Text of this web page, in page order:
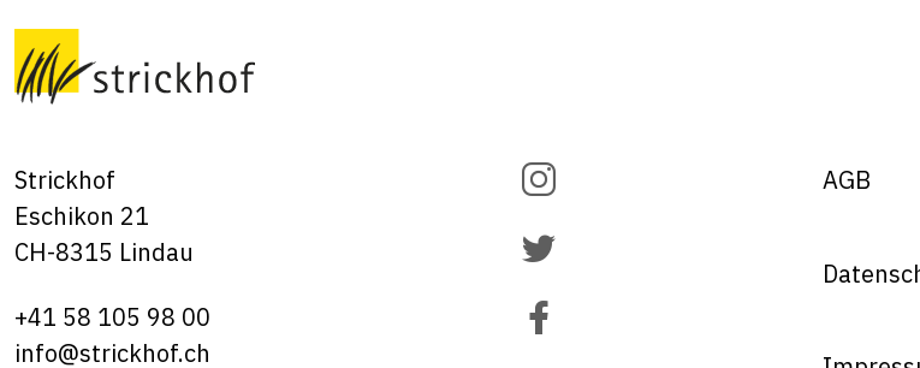
Strickhof
Eschikon 21
CH-8315 Lindau
+41 58 105 98 00
info@strickhof.ch
AGB